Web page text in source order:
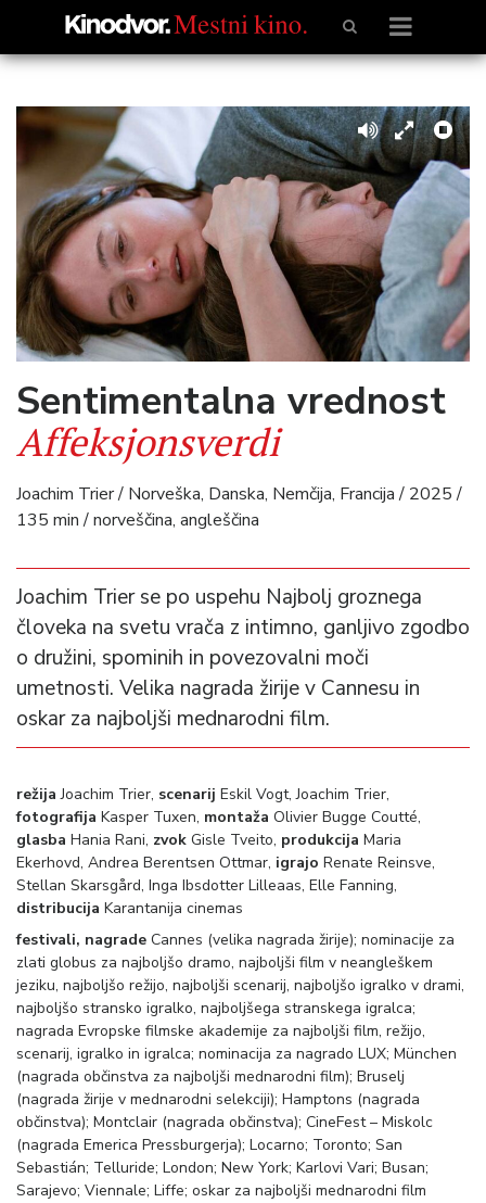
Sentimentalna vrednost
Affeksjonsverdi
Joachim Trier / Norveška, Danska, Nemčija, Francija / 2025 /
135 min / norveščina, angleščina
Joachim Trier se po uspehu Najbolj groznega
človeka na svetu vrača z intimno, ganljivo zgodbo
o družini, spominih in povezovalni moči
umetnosti. Velika nagrada žirije v Cannesu in
oskar za najboljši mednarodni film.
režija Joachim Trier, scenarij Eskil Vogt, Joachim Trier,
fotografija Kasper Tuxen, montaža Olivier Bugge Coutté,
glasba Hania Rani, zvok Gisle Tveito, produkcija Maria
Ekerhovd, Andrea Berentsen Ottmar, igrajo Renate Reinsve,
Stellan Skarsgård, Inga Ibsdotter Lilleaas, Elle Fanning,
distribucija Karantanija cinemas
festivali, nagrade Cannes (velika nagrada žirije); nominacije za
zlati globus za najboljšo dramo, najboljši film v neangleškem
jeziku, najboljšo režijo, najboljši scenarij, najboljšo igralko v drami,
najboljšo stransko igralko, najboljšega stranskega igralca;
nagrada Evropske filmske akademije za najboljši film, režijo,
scenarij, igralko in igralca; nominacija za nagrado LUX; München
(nagrada občinstva za najboljši mednarodni film); Bruselj
(nagrada žirije v mednarodni selekciji); Hamptons (nagrada
občinstva); Montclair (nagrada občinstva); CineFest – Miskolc
(nagrada Emerica Pressburgerja); Locarno; Toronto; San
Sebastián; Telluride; London; New York; Karlovi Vari; Busan;
Sarajevo; Viennale; Liffe; oskar za najboljši mednarodni film